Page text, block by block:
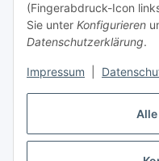
(Fingerabdruck-Icon
Sie unter Konfigurieren
Datenschutzerklärung.
Impressum
Gesetzliche Informationen